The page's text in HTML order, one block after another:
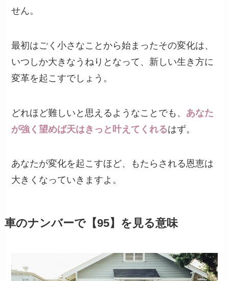
せん。
最初はごく小さなことから始まったその変化は、
いつしか大きなうねりとなって、新しい生き方に
変革を起こすでしょう。
どれほど難しいと思えるようなことでも、 あなた
が強く望めば天はきっと叶えてくれるはず。
あなたが変化を起こすほど、もたらされる恩恵は
大きくなっていきますよ。
車のナンバーで【95】を見る意味